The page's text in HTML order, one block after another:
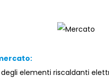
elementi riscaldanti